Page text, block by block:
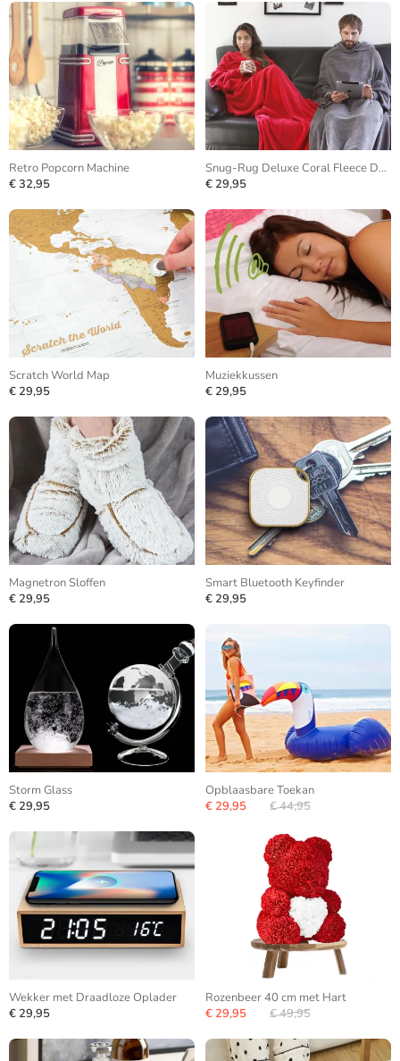
Retro Popcorn Machine
€ 32,95
Snug-Rug Deluxe Coral Fleece Deken
€ 29,95
Scratch World Map
€ 29,95
Muziekkussen
€ 29,95
Magnetron Sloffen
€ 29,95
Smart Bluetooth Keyfinder
€ 29,95
Storm Glass
€ 29,95
Opblaasbare Toekan
€ 29,95
€ 44,95
Wekker met Draadloze Oplader
€ 29,95
Rozenbeer 40 cm met Hart
€ 29,95
€ 49,95